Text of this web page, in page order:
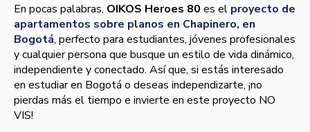
En pocas palabras, OIKOS Heroes 80 es el proyecto de
apartamentos sobre planos en Chapinero, en
Bogotá, perfecto para estudiantes, jóvenes profesionales
y cualquier persona que busque un estilo de vida dinámico,
independiente y conectado. Así que, si estás interesado
en estudiar en Bogotá o deseas independizarte, ¡no
pierdas más el tiempo e invierte en este proyecto NO
VIS!